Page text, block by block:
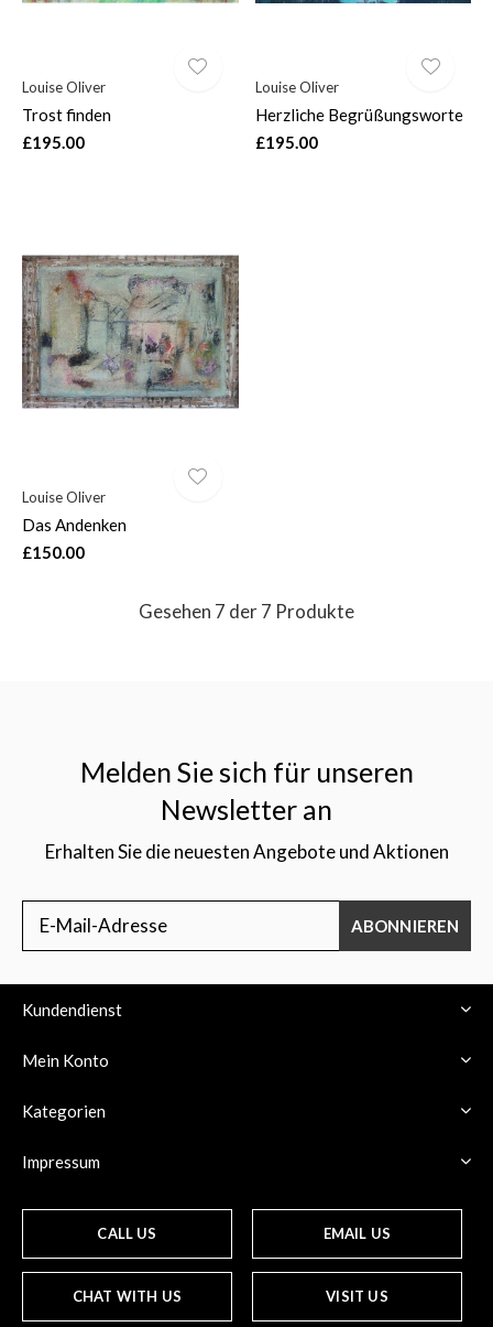
Louise Oliver
Trost finden
£195.00
Louise Oliver
Herzliche Begrüßungsworte
£195.00
Louise Oliver
Das Andenken
£150.00
Gesehen 7 der 7 Produkte
Melden Sie sich für unseren
Newsletter an
Erhalten Sie die neuesten Angebote und Aktionen
ABONNIEREN
Kundendienst
Mein Konto
Kategorien
Impressum
CALL US EMAIL US
CHAT WITH US VISIT US